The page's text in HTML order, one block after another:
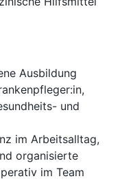
Ausbildung
und
im Arbeitsalltag,
organisierte
im Team